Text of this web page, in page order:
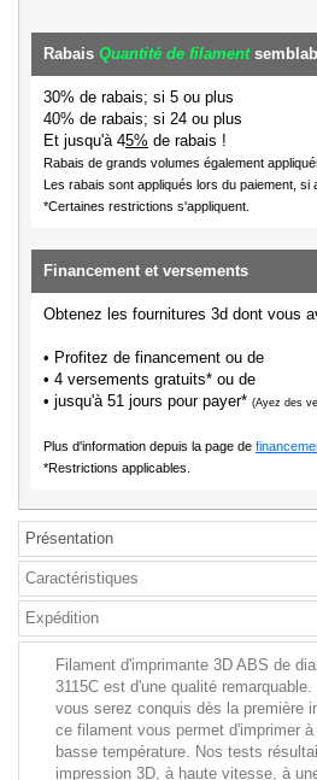
Rabais Quantité de filament
30% de rabais; si 5 ou plus
40% de rabais; si 24 ou plus
Et jusqu'à 45% de rabais !
Rabais de grands volumes également
Les rabais sont appliqués lors du paiement, si
*Certaines restrictions s'appliquent.
Financement et versements
Obtenez les fournitures 3d dont vous
• Profitez de financement ou de
• 4 versements gratuits* ou de
• jusqu'à 51 jours pour payer* (Ayez des
Plus d'information depuis la page de
*Restrictions applicables.
Présentation
Caractéristiques
Expédition
Filament d'imprimante 3D ABS de
3115C est d'une qualité
vous serez conquis dès la première
ce filament vous permet d'imprimer
basse température. Nos tests
impression 3D, à haute vitesse, à